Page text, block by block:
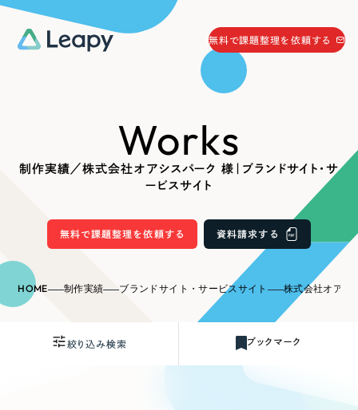
会社概要
お役立ち情報
無料で課題整理を依頼
無料で課題整理を依頼する
058-215-0066
24時間受付
資料請求する
Web Produce
会社情報
制作実績／株式会社オアシスパーク 様｜ブランドサイト・サ
ービスサイト
Works
無料で課題整理を依頼する 資料請求する
HOME 制作実績 ブランドサイト・サービスサイト 株式会社オアシスパー
絞り込み検索 ブックマーク